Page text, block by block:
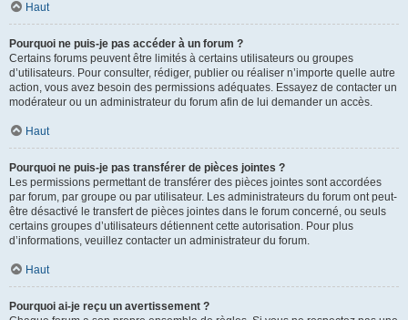
Haut
Pourquoi ne puis-je pas accéder à un forum ?
Certains forums peuvent être limités à certains utilisateurs ou groupes
d’utilisateurs. Pour consulter, rédiger, publier ou réaliser n’importe quelle autre
action, vous avez besoin des permissions adéquates. Essayez de contacter un
modérateur ou un administrateur du forum afin de lui demander un accès.
Haut
Pourquoi ne puis-je pas transférer de pièces jointes ?
Les permissions permettant de transférer des pièces jointes sont accordées
par forum, par groupe ou par utilisateur. Les administrateurs du forum ont peut-
être désactivé le transfert de pièces jointes dans le forum concerné, ou seuls
certains groupes d’utilisateurs détiennent cette autorisation. Pour plus
d’informations, veuillez contacter un administrateur du forum.
Haut
Pourquoi ai-je reçu un avertissement ?